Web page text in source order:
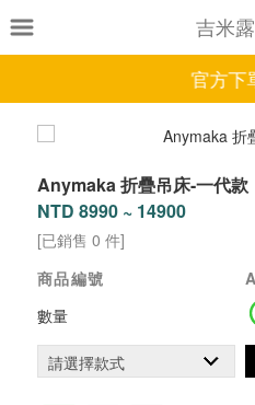
吉米
官方下
Anymaka 折疊吊床-一代款
NTD 8990 ~ 14900
[已銷售 0 件]
商品編號
數量